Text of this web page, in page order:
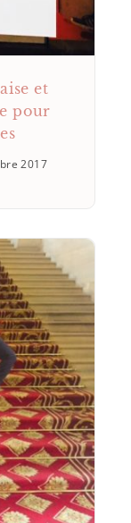
et
pour
2017